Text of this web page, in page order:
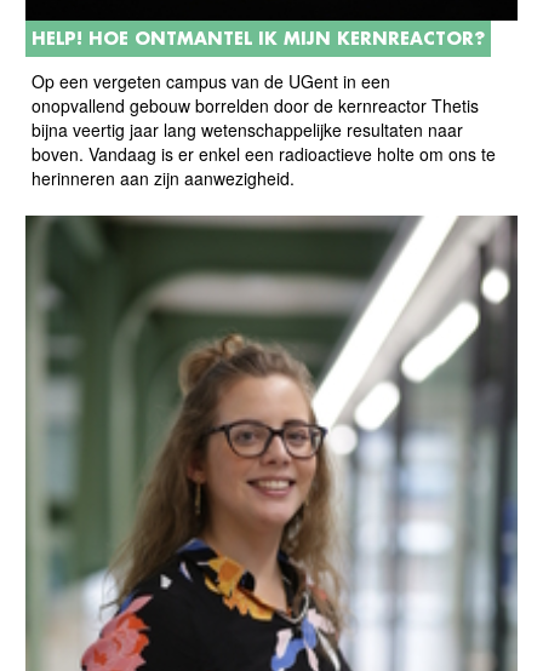
HELP! HOE ONTMANTEL IK MIJN KERNREACTOR?
Op een vergeten campus van de UGent in een
onopvallend gebouw borrelden door de kernreactor Thetis
bijna veertig jaar lang wetenschappelijke resultaten naar
boven. Vandaag is er enkel een radioactieve holte om ons te
herinneren aan zijn aanwezigheid.